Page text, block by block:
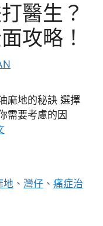
醫生？
攻略！
麻地的秘訣 選擇
需要考慮的因
地 、灣仔 、痛症治